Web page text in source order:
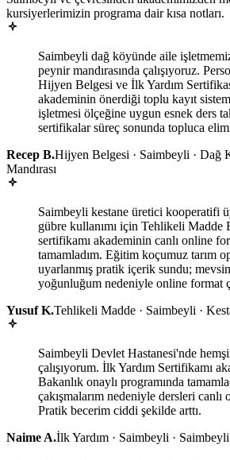
kursiyerlerimizin programa dair kısa notları.
Saimbeyli dağ köyünde aile
peynir mandırasında çalışıyoruz.
Hijyen Belgesi ve İlk Yardım
akademinin önerdiği toplu kayıt
işletmesi ölçeğine uygun esnek ders
sertifikalar süreç sonunda topluca
Recep B.Hijyen Belgesi · Saimbeyli · Dağ
Mandırası
Saimbeyli kestane üretici kooperatifi
gübre kullanımı için Tehlikeli Madde
sertifikamı akademinin canlı online
tamamladım. Eğitim koçumuz tarım
uyarlanmış pratik içerik sundu;
yoğunluğum nedeniyle online format
Yusuf K.Tehlikeli Madde · Saimbeyli ·
Saimbeyli Devlet Hastanesi'nde
çalışıyorum. İlk Yardım Sertifikamı
Bakanlık onaylı programında
çakışmalarım nedeniyle dersleri canlı
Pratik becerim ciddi şekilde arttı.
Naime A.İlk Yardım · Saimbeyli ·